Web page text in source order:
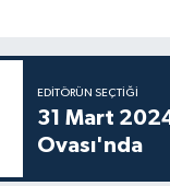
EDITÖRÜN SEÇTIĞI
31 Mart
Ovası'nda